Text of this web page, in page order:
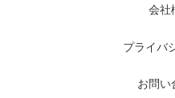
会社
プライバ
お問い